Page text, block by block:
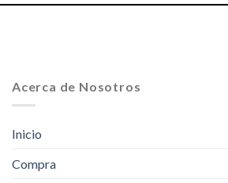
Acerca de Nosotros
Inicio
Compra